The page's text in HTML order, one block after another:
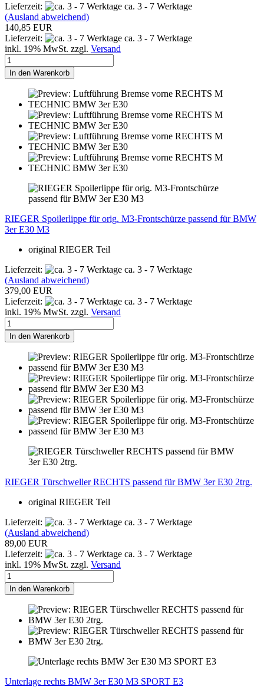
Lieferzeit:
ca. 3 - 7 Werktage
(Ausland abweichend)
140,85 EUR
Lieferzeit:
ca. 3 - 7 Werktage
inkl. 19% MwSt. zzgl. Versand
In den Warenkorb
RIEGER Spoilerlippe für orig. M3-Frontschürze passend für BMW
3er E30 M3
original RIEGER Teil
Lieferzeit:
ca. 3 - 7 Werktage
(Ausland abweichend)
379,00 EUR
Lieferzeit:
ca. 3 - 7 Werktage
inkl. 19% MwSt. zzgl. Versand
In den Warenkorb
RIEGER Türschweller RECHTS passend für BMW 3er E30 2trg.
original RIEGER Teil
Lieferzeit:
ca. 3 - 7 Werktage
(Ausland abweichend)
89,00 EUR
Lieferzeit:
ca. 3 - 7 Werktage
inkl. 19% MwSt. zzgl. Versand
In den Warenkorb
Unterlage rechts BMW 3er E30 M3 SPORT E3